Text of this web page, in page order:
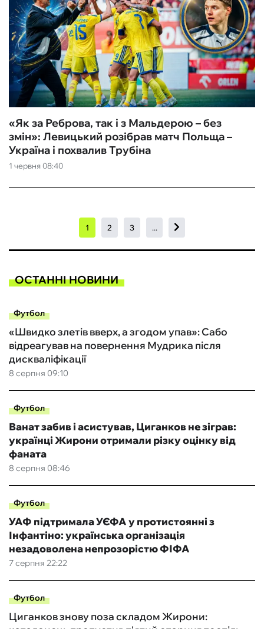
1 червня 08:40
«Як за Реброва, так і з Мальдерою – без
змін»: Левицький розібрав матч Польща –
Україна і похвалив Трубіна
1 2 3 ...
ОСТАННІ НОВИНИ
Футбол
8 серпня 09:10
«Швидко злетів вверх, а згодом упав»: Сабо
відреагував на повернення Мудрика після
дискваліфікації
Футбол
8 серпня 08:46
Ванат забив і асистував, Циганков не зіграв:
українці Жирони отримали різку оцінку від
фаната
Футбол
7 серпня 22:22
УАФ підтримала УЄФА у протистоянні з
Інфантіно: українська організація
незадоволена непрозорістю ФІФА
Футбол
Циганков знову поза складом Жирони: